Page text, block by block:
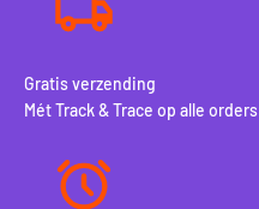
Gratis verzending
Mét Track & Trace op alle orders